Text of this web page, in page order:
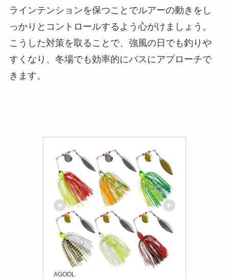
ラインテンションを保つことでルアーの動きをし
っかりとコントロールするよう心がけましょう。
こうした対策を取ることで、強風の日でも釣りや
すくなり、冬場でも効率的にバスにアプローチで
きます。
AGOOL